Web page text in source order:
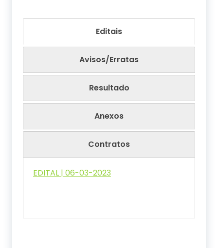
Editais
Avisos/Erratas
Resultado
Anexos
Contratos
EDITAL | 06-03-2023